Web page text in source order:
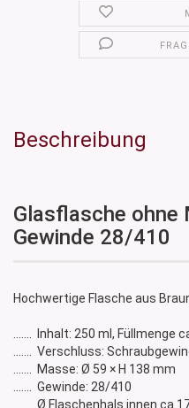
Beschreibung
Glasflasche ohne
Gewinde 28/410
Hochwertige Flasche aus
....... Inhalt: 250 ml, Füllmenge
....... Verschluss:
....... Masse: Ø 59 × H 138 mm
....... Gewinde: 28/410
....... Ø Flaschenhals innen